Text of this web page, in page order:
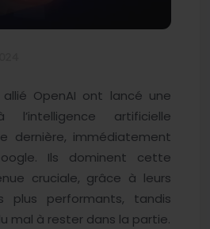
OpenAI ont lancé une
artificielle
dernière, immédiatement
Ils dominent cette
cruciale, grâce à leurs
plus performants, tandis
mal à rester dans la partie.